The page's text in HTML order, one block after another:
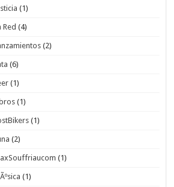
(1)
Red (4)
(2)
(6)
(1)
(1)
(1)
(2)
(1)
(1)